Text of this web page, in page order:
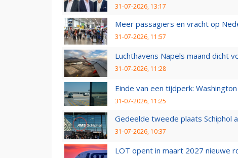
31-07-2026, 13:17
Meer passagiers en vracht op
31-07-2026, 11:57
Luchthavens Napels maand dicht
31-07-2026, 11:28
Einde van een tijdperk:
31-07-2026, 11:25
Gedeelde tweede plaats Schiphol
31-07-2026, 10:37
LOT opent in maart 2027 nieuwe